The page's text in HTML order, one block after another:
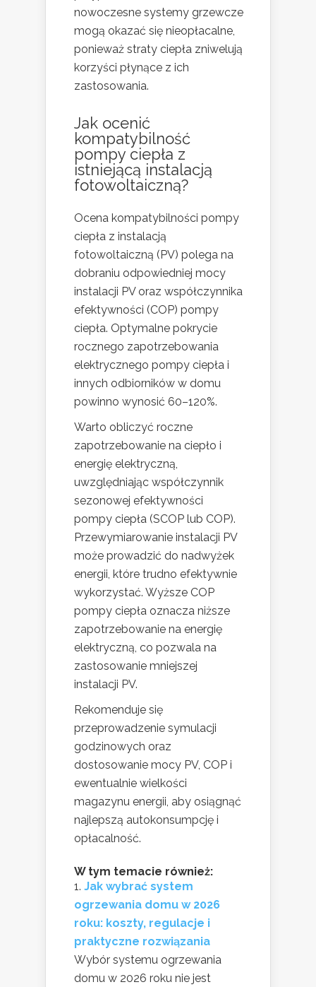
nowoczesne systemy grzewcze
mogą okazać się nieopłacalne,
ponieważ straty ciepła zniwelują
korzyści płynące z ich
zastosowania.
Jak ocenić
kompatybilność
pompy ciepła z
istniejącą instalacją
fotowoltaiczną?
Ocena kompatybilności pompy
ciepła z instalacją
fotowoltaiczną (PV) polega na
dobraniu odpowiedniej mocy
instalacji PV oraz współczynnika
efektywności (COP) pompy
ciepła. Optymalne pokrycie
rocznego zapotrzebowania
elektrycznego pompy ciepła i
innych odbiorników w domu
powinno wynosić 60–120%.
Warto obliczyć roczne
zapotrzebowanie na ciepło i
energię elektryczną,
uwzględniając współczynnik
sezonowej efektywności
pompy ciepła (SCOP lub COP).
Przewymiarowanie instalacji PV
może prowadzić do nadwyżek
energii, które trudno efektywnie
wykorzystać. Wyższe COP
pompy ciepła oznacza niższe
zapotrzebowanie na energię
elektryczną, co pozwala na
zastosowanie mniejszej
instalacji PV.
Rekomenduje się
przeprowadzenie symulacji
godzinowych oraz
dostosowanie mocy PV, COP i
ewentualnie wielkości
magazynu energii, aby osiągnąć
najlepszą autokonsumpcję i
opłacalność.
W tym temacie również:
Jak wybrać system
ogrzewania domu w 2026
roku: koszty, regulacje i
praktyczne rozwiązania
Wybór systemu ogrzewania
domu w 2026 roku nie jest